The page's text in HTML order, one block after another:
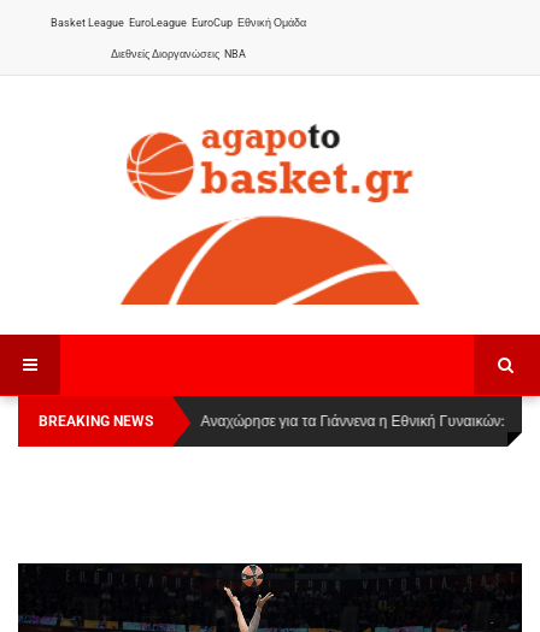
Basket League EuroLeague EuroCup Εθνική Ομάδα
Διεθνείς Διοργανώσεις NBA
BREAKING NEWS
Οι Πάνθηρες Καβάλας στην Women Basketball
League 1
Αναχώρησε για τα Γιάννενα η Εθνική Γυναικών: